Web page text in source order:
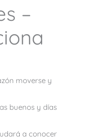
–
moverse y
buenos y días
a conocer